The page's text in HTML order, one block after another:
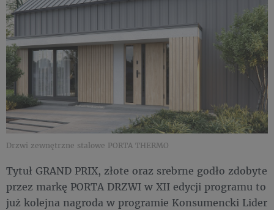
Drzwi zewnętrzne stalowe PORTA THERMO
Tytuł GRAND PRIX, złote oraz srebrne godło zdobyte
przez markę PORTA DRZWI w XII edycji programu to
już kolejna nagroda w programie Konsumencki Lider